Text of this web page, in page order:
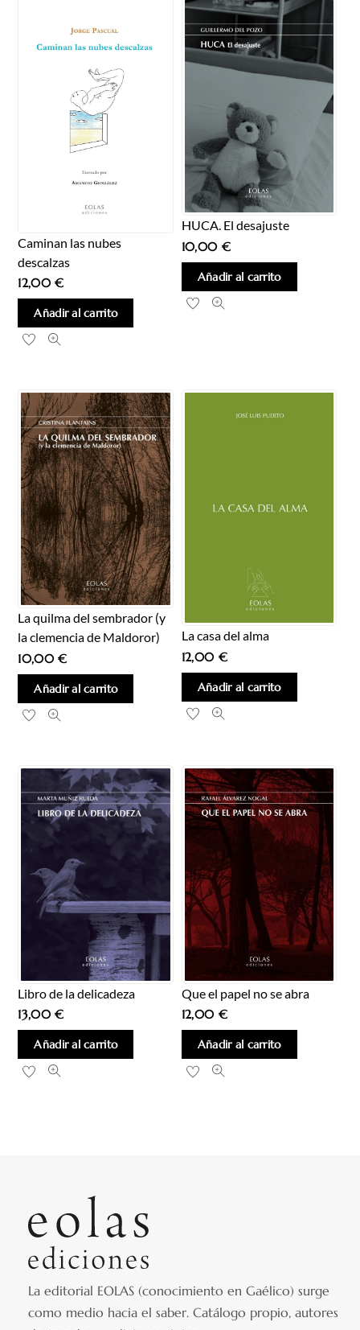
Caminan las nubes
descalzas
12,00€
Añadir al carrito
HUCA. El desajuste
10,00 €
Añadir al carrito
La quilma del sembrador (y
la clemencia de Maldoror)
10,00€
Añadir al carrito
La casa del alma
12,00 €
Añadir al carrito
Libro de la delicadeza
13,00€
Añadir al carrito
Que el papel no se abra
12,00 €
Añadir al carrito
La editorial EOLAS (conocimiento en Gaélico) surge
como medio hacia el saber.Catálogo propio, autores